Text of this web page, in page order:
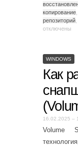
копирование
репозиторий
отключены
WINDOWS
Как
16.02.2025 –
Volume